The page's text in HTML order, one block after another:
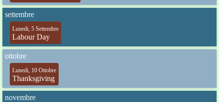
settembre
Lunedi, 5 Settembre
Labour Day
ottobre
Lunedi, 10 Ottobre
Thanksgiving
novembre